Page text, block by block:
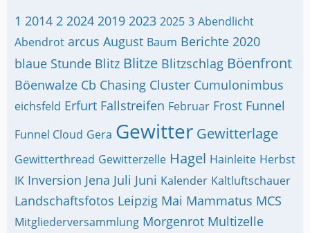
1 2014 2 2024 2019 2023 2025 3 Abendlicht
Abendrot arcus August Baum Berichte 2020
blaue Stunde Blitz Blitze Blitzschlag Böenfront
Böenwalze Cb Chasing Cluster Cumulonimbus
eichsfeld Erfurt Fallstreifen Februar Frost Funnel
Funnel Cloud Gera Gewitter Gewitterlage
Gewitterthread Gewitterzelle Hagel Hainleite Herbst
IK Inversion Jena Juli Juni Kalender Kaltluftschauer
Landschaftsfotos Leipzig Mai Mammatus MCS
Mitgliederversammlung Morgenrot Multizelle